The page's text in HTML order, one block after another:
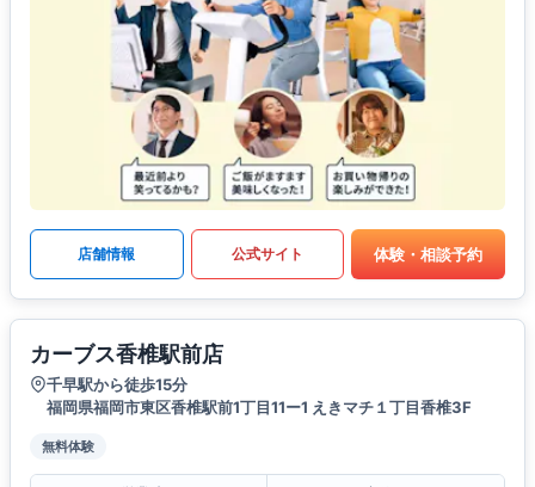
店舗情報 公式サイト 体験・相談予約
カーブス香椎駅前店
千早駅から徒歩15分
福岡県福岡市東区香椎駅前1丁目11ー1 えきマチ１丁目香椎3F
無料体験